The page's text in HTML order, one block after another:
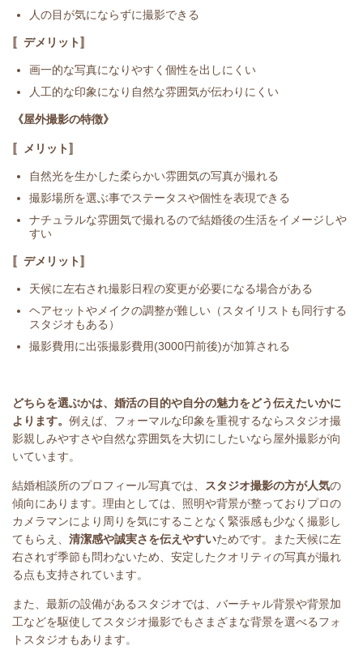
人の目が気にならずに撮影できる
〚デメリット〛
画一的な写真になりやすく個性を出しにくい
人工的な印象になり自然な雰囲気が伝わりにくい
《屋外撮影の特徴》
〚メリット〛
自然光を生かした柔らかい雰囲気の写真が撮れる
撮影場所を選ぶ事でステータスや個性を表現できる
ナチュラルな雰囲気で撮れるので結婚後の生活をイメージしや
すい
〚デメリット〛
天候に左右され撮影日程の変更が必要になる場合がある
ヘアセットやメイクの調整が難しい（スタイリストも同行する
スタジオもある）
撮影費用に出張撮影費用(3000円前後)が加算される
どちらを選ぶかは、婚活の目的や自分の魅力をどう伝えたいかに
よります。 例えば、フォーマルな印象を重視するならスタジオ撮
影親しみやすさや自然な雰囲気を大切にしたいなら屋外撮影が向
いています。
結婚相談所のプロフィール写真では、 スタジオ撮影の方が人気の
傾向にあります。理由としては、照明や背景が整っておりプロの
カメラマンにより周りを気にすることなく緊張感も少なく撮影し
てもらえ、 清潔感や誠実さを伝えやすいためです。また天候に左
右されず季節も問わないため、安定したクオリティの写真が撮れ
る点も支持されています。
また、最新の設備があるスタジオでは、バーチャル背景や背景加
工などを駆使してスタジオ撮影でもさまざまな背景を選べるフォ
トスタジオもあります。